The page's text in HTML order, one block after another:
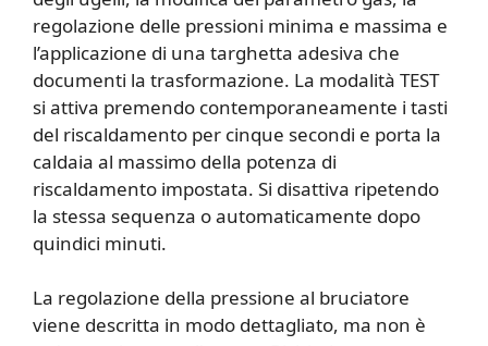
regolazione delle pressioni minima e massima e
l’applicazione di una targhetta adesiva che
documenti la trasformazione. La modalità TEST
si attiva premendo contemporaneamente i tasti
del riscaldamento per cinque secondi e porta la
caldaia al massimo della potenza di
riscaldamento impostata. Si disattiva ripetendo
la stessa sequenza o automaticamente dopo
quindici minuti.
La regolazione della pressione al bruciatore
viene descritta in modo dettagliato, ma non è